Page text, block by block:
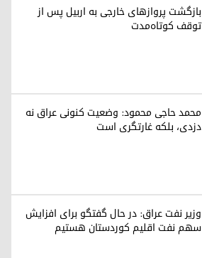
بازگشت پروازهای خارجی به اربیل پس از
توقف کوتاه‌مدت
محمد حاجی محمود: وضعیت کنونی عراق نه
دزدی، بلکه غارتگری است
وزیر نفت عراق: در حال گفتگو برای افزایش
سهم نفت اقلیم کوردستان هستیم